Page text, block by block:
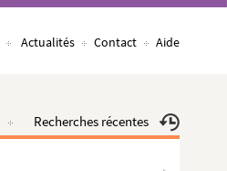
Actualités Contact Aide
Recherches récentes